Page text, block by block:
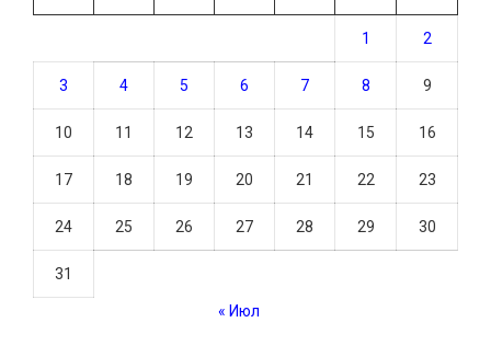
1 2
3 4 5 6 7 8 9
10 11 12 13 14 15 16
17 18 19 20 21 22 23
24 25 26 27 28 29 30
31
« Июл